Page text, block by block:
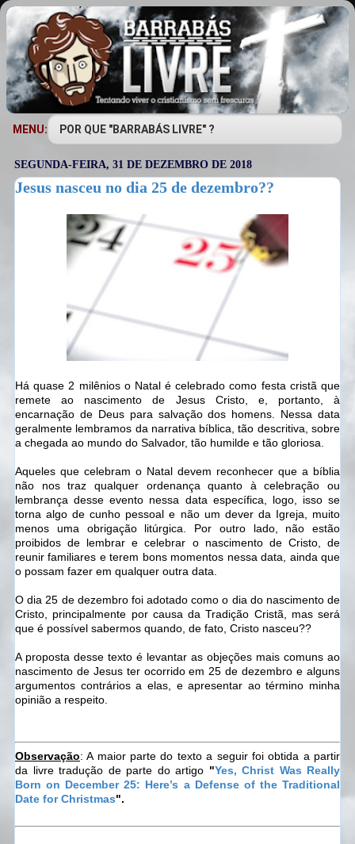
MENU:
SEGUNDA-FEIRA, 31 DE DEZEMBRO DE 2018
Jesus nasceu no dia 25 de dezembro??
Há quase 2 milênios o Natal é celebrado como festa cristã que
remete ao nascimento de Jesus Cristo, e, portanto, à
encarnação de Deus para salvação dos homens. Nessa data
geralmente lembramos da narrativa bíblica, tão descritiva, sobre
a chegada ao mundo do Salvador, tão humilde e tão gloriosa.
Aqueles que celebram o Natal devem reconhecer que a bíblia
não nos traz qualquer ordenança quanto à celebração ou
lembrança desse evento nessa data específica, logo, isso se
torna algo de cunho pessoal e não um dever da Igreja, muito
menos uma obrigação litúrgica. Por outro lado, não estão
proibidos de lembrar e celebrar o nascimento de Cristo, de
reunir familiares e terem bons momentos nessa data, ainda que
o possam fazer em qualquer outra data.
O dia 25 de dezembro foi adotado como o dia do nascimento de
Cristo, principalmente por causa da Tradição Cristã, mas será
que é possível sabermos quando, de fato, Cristo nasceu??
A proposta desse texto é levantar as objeções mais comuns ao
nascimento de Jesus ter ocorrido em 25 de dezembro e alguns
argumentos contrários a elas, e apresentar ao término minha
opinião a respeito.
Observação: A maior parte do texto a seguir foi obtida a partir
da livre tradução de parte do artigo "Yes, Christ Was Really
Born on December 25: Here’s a Defense of the Traditional
Date for Christmas".